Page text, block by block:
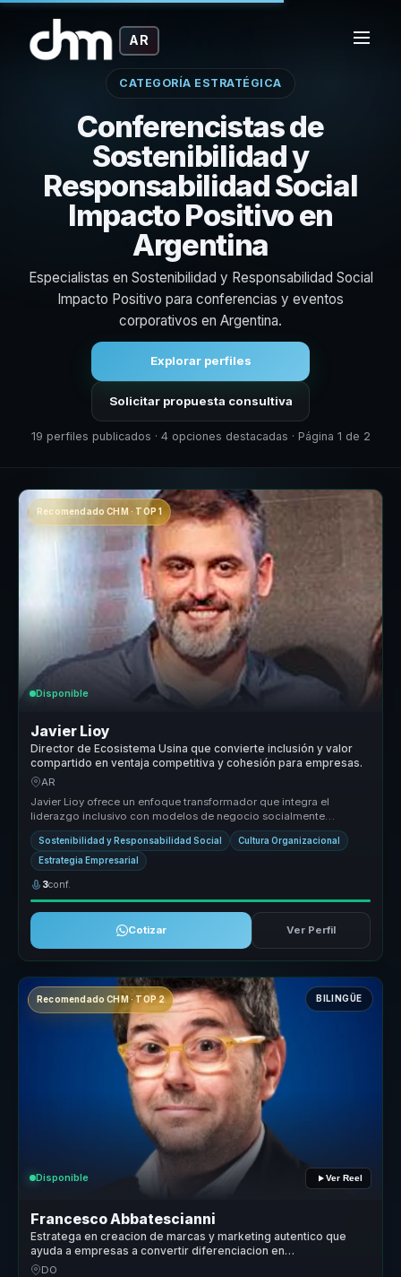
AR
CATEGORÍA ESTRATÉGICA
Conferencistas de
Sostenibilidad y
Responsabilidad Social
Impacto Positivo en
Argentina
Especialistas en Sostenibilidad y Responsabilidad Social
Impacto Positivo para conferencias y eventos
corporativos en Argentina.
Explorar perfiles
Solicitar propuesta consultiva
19 perfiles publicados · 4 opciones destacadas · Página 1 de 2
Recomendado CHM · TOP 1
Disponible
Javier Lioy
Director de Ecosistema Usina que convierte inclusión y valor
compartido en ventaja competitiva y cohesión para empresas.
AR
Javier Lioy ofrece un enfoque transformador que integra el
liderazgo inclusivo con modelos de negocio socialmente
responsables. Su metodo...
Sostenibilidad y Responsabilidad Social Cultura Organizacional
Estrategia Empresarial
3conf.
Cotizar Ver Perfil
Recomendado CHM · TOP 2 BILINGÜE
Disponible Ver Reel
Francesco Abbatescianni
Estratega en creacion de marcas y marketing autentico que
ayuda a empresas a convertir diferenciacion en
posicionamiento, lealtad y ventaja competitiva.
DO